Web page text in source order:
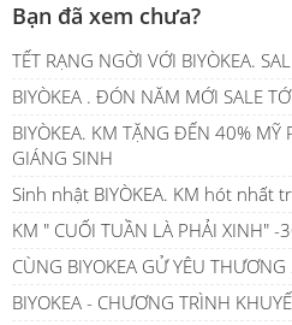
Bạn đã xem chưa?
TẾT RẠNG NGỜI VỚI BIYÒKEA.
BIYÒKEA . ĐÓN NĂM MỚI SALE
BIYÒKEA. KM TẶNG ĐẾN 40%
GIÁNG SINH
Sinh nhật BIYÒKEA. KM hót nhất
KM " CUỐI TUẦN LÀ PHẢI XINH" -
CÙNG BIYOKEA GỬ YÊU
BIYOKEA - CHƯƠNG TRÌNH